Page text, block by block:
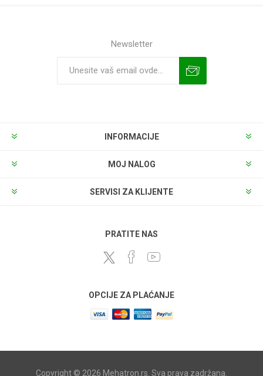
Newsletter
INFORMACIJE
MOJ NALOG
SERVISI ZA KLIJENTE
PRATITE NAS
OPCIJE ZA PLAĆANJE
Copyright © 2026 Mehatron.rs. Sva prava zadržana.